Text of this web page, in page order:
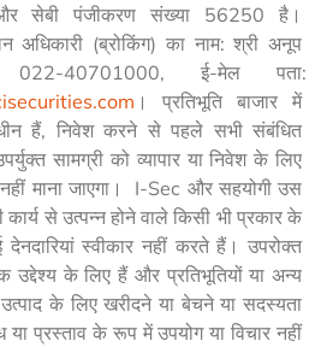
सेबी पंजीकरण संख्या 56250 है।
(ब्रोकिंग) का नाम: श्री अनूप
40701000, ई-मेल पता:
। प्रतिभूति बाजार में
हैं, निवेश करने से पहले सभी संबंधित
सामग्री को व्यापार या निवेश के लिए
माना जाएगा।  I-Sec और सहयोगी उस
कार्य से उत्पन्न होने वाले किसी भी प्रकार के
स्वीकार नहीं करते हैं। उपरोक्त
उद्देश्य के लिए हैं और प्रतिभूतियों या अन्य
उत्पाद के लिए खरीदने या बेचने या सदस्यता
प्रस्ताव के रूप में उपयोग या विचार नहीं